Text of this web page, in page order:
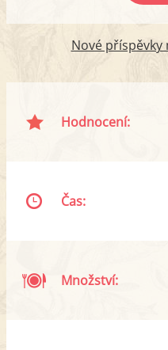
Nové
Hodnocení:
Čas:
Množství: